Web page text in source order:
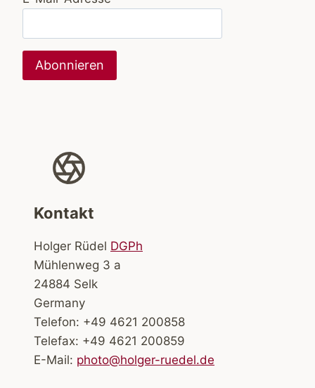
Kontakt
Holger Rüdel DGPh
Mühlenweg 3 a
24884 Selk
Germany
Telefon: +49 4621 200858
Telefax: +49 4621 200859
E-Mail: photo@holger-ruedel.de